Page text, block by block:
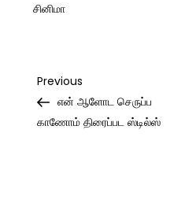
சினிமா
Post
navigation
Previous
Post
Previous
என் ஆளோட செருப்ப
காணோம் திரைப்பட ஸ்டில்ஸ்